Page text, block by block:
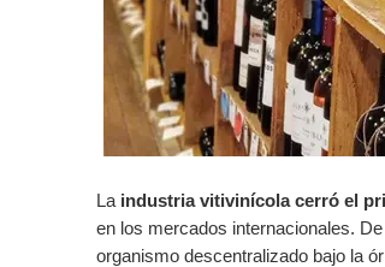
La industria vitivinícola cerró el
en los mercados internacionales.
organismo descentralizado bajo la